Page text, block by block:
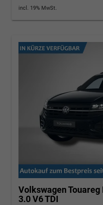
incl. 19% MwSt.
Volkswagen Touareg
3.0 V6 TDI